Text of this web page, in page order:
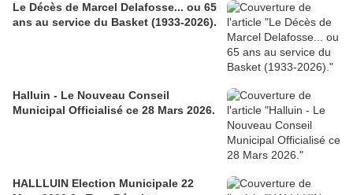
Le Décès de Marcel Delafosse... ou 65
ans au service du Basket (1933-2026).
Halluin - Le Nouveau Conseil
Municipal Officialisé ce 28 Mars 2026.
HALLLUIN Election Municipale 22